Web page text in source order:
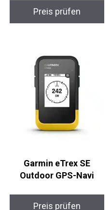
Aitkanio Ultraleicht
Rucksack Pro
Preis prüfen
Garmin eTrex SE